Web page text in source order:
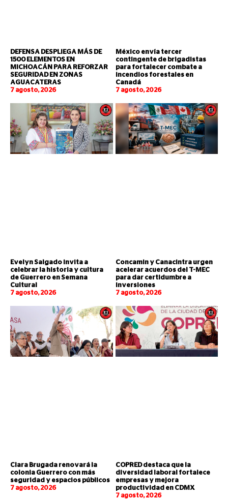
DEFENSA DESPLIEGA MÁS DE
1500 ELEMENTOS EN
MICHOACÁN PARA REFORZAR
SEGURIDAD EN ZONAS
AGUACATERAS
7 agosto, 2026
México envía tercer
contingente de brigadistas
para fortalecer combate a
incendios forestales en
Canadá
7 agosto, 2026
Evelyn Salgado invita a
celebrar la historia y cultura
de Guerrero en Semana
Cultural
7 agosto, 2026
Concamin y Canacintra urgen
acelerar acuerdos del T-MEC
para dar certidumbre a
inversiones
7 agosto, 2026
Clara Brugada renovará la
colonia Guerrero con más
seguridad y espacios públicos
7 agosto, 2026
COPRED destaca que la
diversidad laboral fortalece
empresas y mejora
productividad en CDMX
7 agosto, 2026